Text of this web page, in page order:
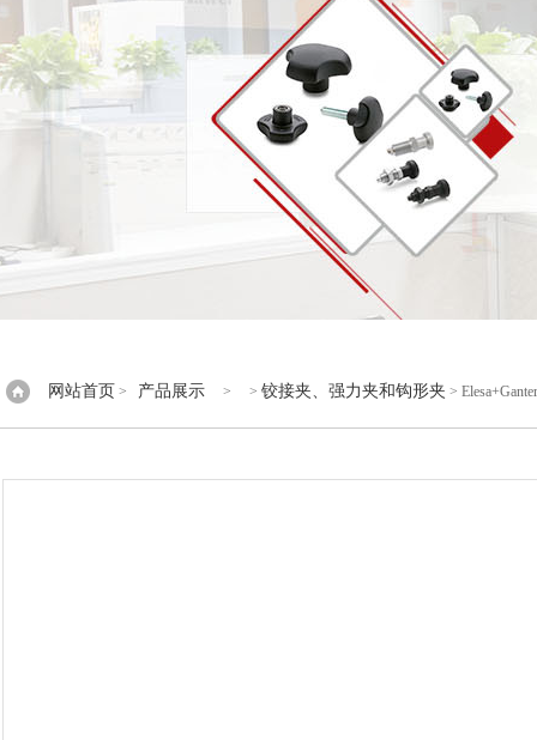
网站首页 > 产品展示 > > 铰接夹、强力夹和钩形夹 >